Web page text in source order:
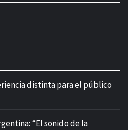
distinta para el público
“El sonido de la